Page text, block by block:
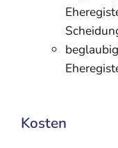
Kosten